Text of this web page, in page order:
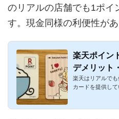
のリアルの店舗でも1ポイ
す。現金同様の利便性があ
楽天ポイン
デメリット
楽天はリアルで
カードを提供し